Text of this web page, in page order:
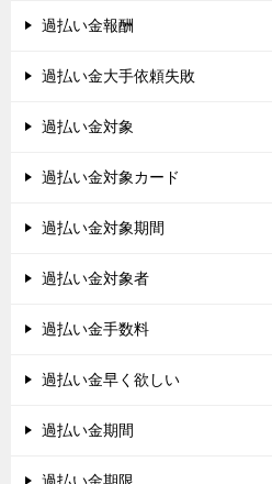
過払い金報酬
過払い金大手依頼失敗
過払い金対象
過払い金対象カード
過払い金対象期間
過払い金対象者
過払い金手数料
過払い金早く欲しい
過払い金期間